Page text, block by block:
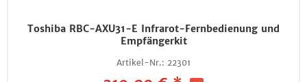
Toshiba RBC-AXU31-E Infrarot-Fernbedienung und
Empfängerkit
Artikel-Nr.: 22301